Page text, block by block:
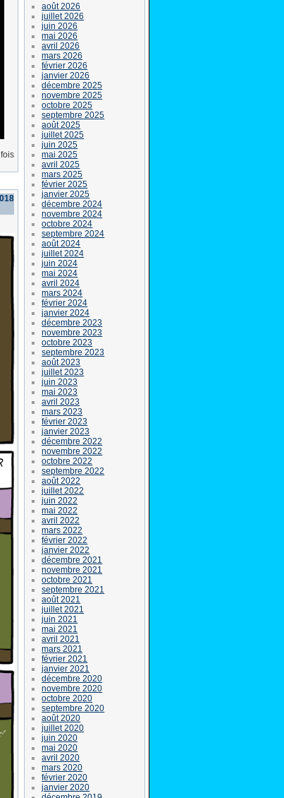
août 2026
juillet 2026
juin 2026
mai 2026
avril 2026
mars 2026
février 2026
janvier 2026
décembre 2025
novembre 2025
octobre 2025
septembre 2025
août 2025
juillet 2025
juin 2025
mai 2025
avril 2025
mars 2025
février 2025
janvier 2025
décembre 2024
novembre 2024
octobre 2024
septembre 2024
août 2024
juillet 2024
juin 2024
mai 2024
avril 2024
mars 2024
février 2024
janvier 2024
décembre 2023
novembre 2023
octobre 2023
septembre 2023
août 2023
juillet 2023
juin 2023
mai 2023
avril 2023
mars 2023
février 2023
janvier 2023
décembre 2022
novembre 2022
octobre 2022
septembre 2022
août 2022
juillet 2022
juin 2022
mai 2022
avril 2022
mars 2022
février 2022
janvier 2022
décembre 2021
novembre 2021
octobre 2021
septembre 2021
août 2021
juillet 2021
juin 2021
mai 2021
avril 2021
mars 2021
février 2021
janvier 2021
décembre 2020
novembre 2020
octobre 2020
septembre 2020
août 2020
juillet 2020
juin 2020
mai 2020
avril 2020
mars 2020
février 2020
janvier 2020